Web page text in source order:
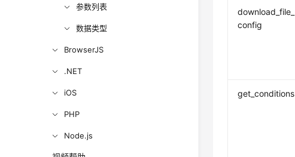
参数列表
数据类型
BrowserJS
.NET
iOS
PHP
Node.js
download_file_
config
get_conditions